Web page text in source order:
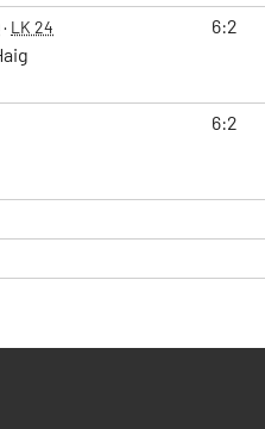
· LK 24
6:2
6:2